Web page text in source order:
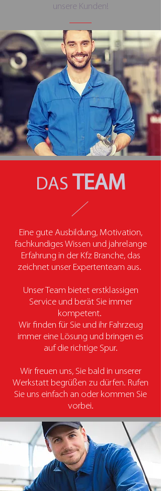
unsere Kunden!
DAS TEAM
Eine gute Ausbildung, Motivation,
fachkundiges Wissen und jahrelange
Erfahrung in der Kfz Branche, das
zeichnet unser Expertenteam aus.
Unser Team bietet erstklassigen
Service und berät Sie immer
kompetent.
Wir finden für Sie und ihr Fahrzeug
immer eine Lösung und bringen es
auf die richtige Spur.
Wir freuen uns, Sie bald in unserer
Werkstatt begrüßen zu dürfen. Rufen
Sie uns einfach an oder kommen Sie
vorbei.